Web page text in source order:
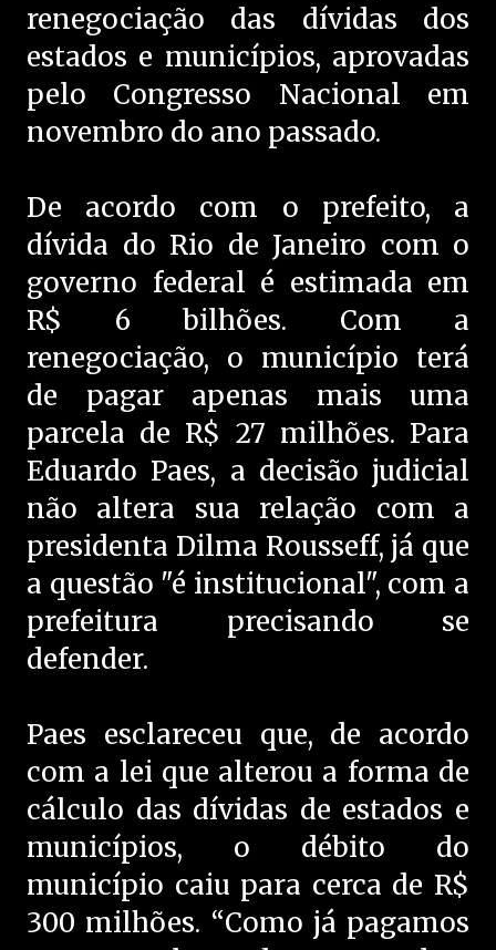
renegociação das dívidas dos
estados e municípios, aprovadas
pelo Congresso Nacional em
novembro do ano passado.
De acordo com o prefeito, a
dívida do Rio de Janeiro com o
governo federal é estimada em
R$ 6 bilhões. Com a
renegociação, o município terá
de pagar apenas mais uma
parcela de R$ 27 milhões. Para
Eduardo Paes, a decisão judicial
não altera sua relação com a
presidenta Dilma Rousseff, já que
a questão "é institucional", com a
prefeitura precisando se
defender.
Paes esclareceu que, de acordo
com a lei que alterou a forma de
cálculo das dívidas de estados e
municípios, o débito do
município caiu para cerca de R$
300 milhões. “Como já pagamos